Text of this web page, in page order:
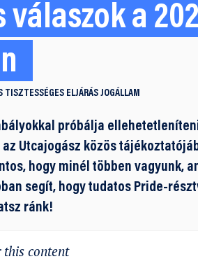
válaszok a
TISZTESSÉGES ELJÁRÁS JOGÁLLAM
próbálja
az Utcajogász közös
hogy minél többen vagyunk,
segít, hogy tudatos Pride-
ránk!
content